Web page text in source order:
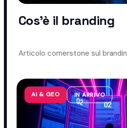
Cos'è il branding
Articolo cornerstone sul
AI & GEO IN ARRIVO